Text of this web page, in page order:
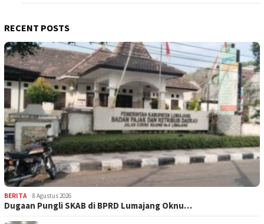
RECENT POSTS
BERITA 8 Agustus 2026
Dugaan Pungli SKAB di BPRD Lumajang Oknu…